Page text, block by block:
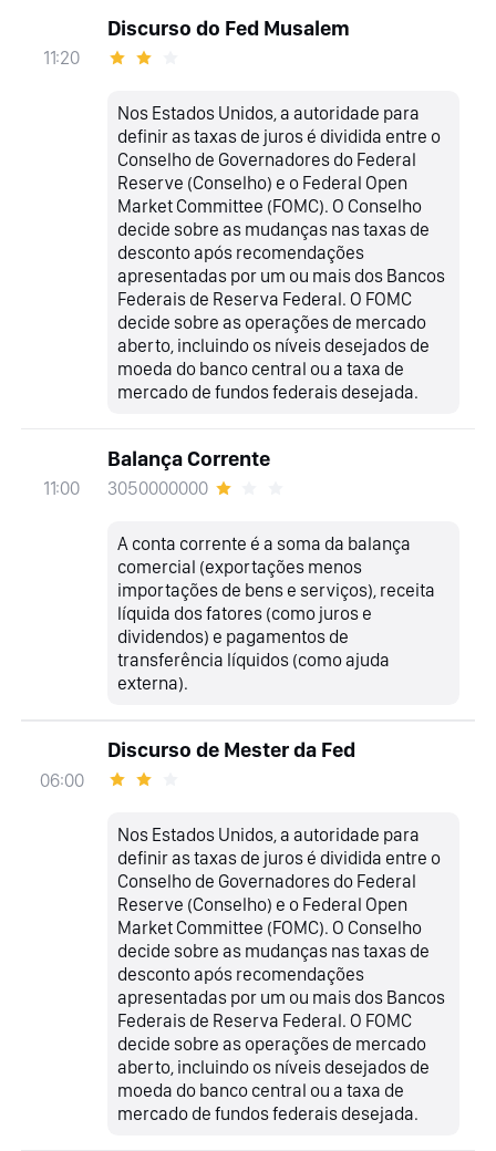
11:20
Discurso do Fed Musalem
Nos Estados Unidos, a autoridade para
definir as taxas de juros é dividida entre o
Conselho de Governadores do Federal
Reserve (Conselho) e o Federal Open
Market Committee (FOMC). O Conselho
decide sobre as mudanças nas taxas de
desconto após recomendações
apresentadas por um ou mais dos Bancos
Federais de Reserva Federal. O FOMC
decide sobre as operações de mercado
aberto, incluindo os níveis desejados de
moeda do banco central ou a taxa de
mercado de fundos federais desejada.
11:00
Balança Corrente
3050000000
A conta corrente é a soma da balança
comercial (exportações menos
importações de bens e serviços), receita
líquida dos fatores (como juros e
dividendos) e pagamentos de
transferência líquidos (como ajuda
externa).
06:00
Discurso de Mester da Fed
Nos Estados Unidos, a autoridade para
definir as taxas de juros é dividida entre o
Conselho de Governadores do Federal
Reserve (Conselho) e o Federal Open
Market Committee (FOMC). O Conselho
decide sobre as mudanças nas taxas de
desconto após recomendações
apresentadas por um ou mais dos Bancos
Federais de Reserva Federal. O FOMC
decide sobre as operações de mercado
aberto, incluindo os níveis desejados de
moeda do banco central ou a taxa de
mercado de fundos federais desejada.